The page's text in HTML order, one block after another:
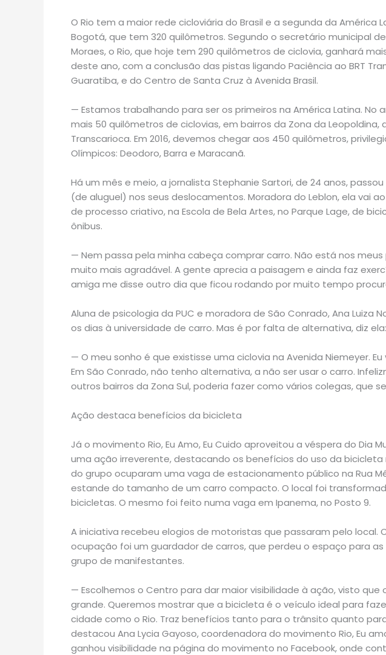
O Rio tem a maior rede cicloviária do Brasil e a segunda da América
Bogotá, que tem 320 quilômetros. Segundo o secretário municipal
Moraes, o Rio, que hoje tem 290 quilômetros de ciclovia, ganhará
deste ano, com a conclusão das pistas ligando Paciência ao BRT
Guaratiba, e do Centro de Santa Cruz à Avenida Brasil.
— Estamos trabalhando para ser os primeiros na América Latina. No
mais 50 quilômetros de ciclovias, em bairros da Zona da Leopoldina,
Transcarioca. Em 2016, devemos chegar aos 450 quilômetros,
Olímpicos: Deodoro, Barra e Maracanã.
Há um mês e meio, a jornalista Stephanie Sartori, de 24 anos,
(de aluguel) nos seus deslocamentos. Moradora do Leblon, ela vai
de processo criativo, na Escola de Bela Artes, no Parque Lage, de
ônibus.
— Nem passa pela minha cabeça comprar carro. Não está nos
muito mais agradável. A gente aprecia a paisagem e ainda faz
amiga me disse outro dia que ficou rodando por muito tempo
Aluna de psicologia da PUC e moradora de São Conrado, Ana Luiza
os dias à universidade de carro. Mas é por falta de alternativa, diz ela:
— O meu sonho é que existisse uma ciclovia na Avenida Niemeyer.
Em São Conrado, não tenho alternativa, a não ser usar o carro.
outros bairros da Zona Sul, poderia fazer como vários colegas, que
Ação destaca benefícios da bicicleta
Já o movimento Rio, Eu Amo, Eu Cuido aproveitou a véspera do Dia
uma ação irreverente, destacando os benefícios do uso da bicicleta
do grupo ocuparam uma vaga de estacionamento público na Rua
estande do tamanho de um carro compacto. O local foi
bicicletas. O mesmo foi feito numa vaga em Ipanema, no Posto 9.
A iniciativa recebeu elogios de motoristas que passaram pelo local.
ocupação foi um guardador de carros, que perdeu o espaço para
grupo de manifestantes.
— Escolhemos o Centro para dar maior visibilidade à ação, visto
grande. Queremos mostrar que a bicicleta é o veículo ideal para
cidade como o Rio. Traz benefícios tanto para o trânsito quanto
destacou Ana Lycia Gayoso, coordenadora do movimento Rio, Eu
ganhou visibilidade na página do movimento no Facebook, onde